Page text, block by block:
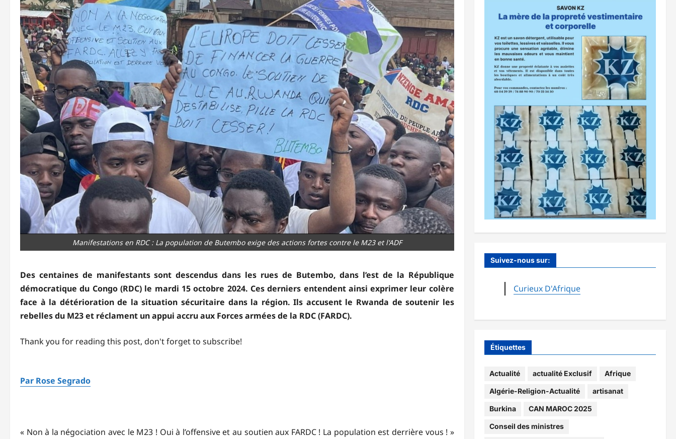
Manifestations en RDC : La population de Butembo exige des actions fortes contre le M23 et l'ADF
Des centaines de manifestants sont descendus dans les rues de Butembo, dans l’est de la République
démocratique du Congo (RDC) le mardi 15 octobre 2024. Ces derniers entendent ainsi exprimer leur colère
face à la détérioration de la situation sécuritaire dans la région. Ils accusent le Rwanda de soutenir les
rebelles du M23 et réclament un appui accru aux Forces armées de la RDC (FARDC).
Thank you for reading this post, don't forget to subscribe!
Par Rose Segrado
« Non à la négociation avec le M23 ! Oui à l’offensive et au soutien aux FARDC ! La population est derrière vous ! »
Suivez-nous sur:
Curieux D'Afrique
Étiquettes
Actualité actualité Exclusif Afrique
Algérie-Religion-Actualité artisanat
Burkina CAN MAROC 2025
Conseil des ministres